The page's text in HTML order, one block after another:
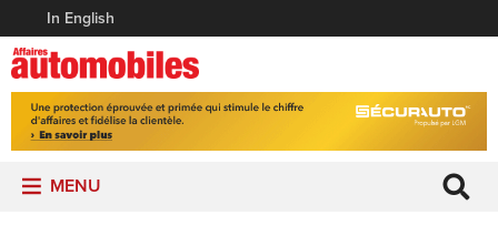
In English
MENU